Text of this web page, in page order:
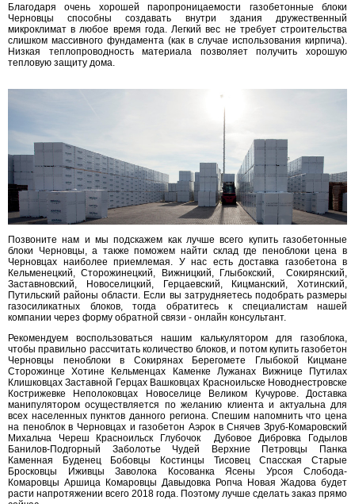
Благодаря очень хорошей паропроницаемости газобетонные блоки
Черновцы способны создавать внутри здания дружественный
микроклимат в любое время года. Легкий вес не требует строительства
слишком массивного фундамента (как в случае использования кирпича).
Низкая теплопроводность материала позволяет получить хорошую
тепловую защиту дома.
Позвоните нам и мы подскажем как лучше всего купить газобетонные
блоки Черновцы, а также поможем найти склад где пеноблоки цена в
Черновцах наиболее приемлемая. У нас есть доставка газобетона в
Кельменецкий, Сторожинецкий, Вижницкий, Глыбокский, Сокирянский,
Заставновский, Новоселицкий, Герцаевский, Кицманский, Хотинский,
Путильский районы области. Если вы затрудняетесь подобрать размеры
газосиликатных блоков, тогда обратитесь к специалистам нашей
компании через форму обратной связи - онлайн консультант.
Рекомендуем воспользоваться нашим калькулятором для газоблока,
чтобы правильно рассчитать количество блоков, и потом купить газобетон
Черновцы пеноблоки в Сокирянах Берегомете Глыбокой Кицмане
Сторожинце Хотине Кельменцах Каменке Лужанах Вижнице Путилах
Клишковцах Заставной Герцах Вашковцах Красноильске Новоднестровске
Кострижевке Неполоковцах Новоселице Великом Кучурове. Доставка
манипулятором осуществляется по желанию клиента и актуальна для
всех населенных пунктов данного региона. Спешим напомнить что цена
на пеноблок в Черновцах и газобетон Аэрок в Снячев Зруб-Комаровский
Михальча Череш Красноильск Глубочок Дубовое Дибровка Годылов
Банилов-Подгорный Заболотье Чудей Верхние Петровцы Панка
Каменная Буденец Бобовцы Костинцы Тисовец Спасская Старые
Бросковцы Иживцы Заволока Косованка Ясены Урсоя Слобода-
Комаровцы Аршица Комаровцы Давыдовка Ропча Новая Жадова будет
расти напротяжении всего 2018 года. Поэтому лучше сделать заказ прямо